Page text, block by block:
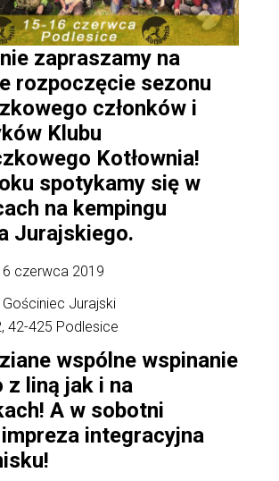
zapraszamy na
rozpoczęcie sezonu
członków i
Klubu
Kotłownia!
spotykamy się w
na kempingu
Jurajskiego.
czerwca 2019
Jurajski
42-425 Podlesice
wspólne wspinanie
z liną jak i na
A w sobotni
integracyjna